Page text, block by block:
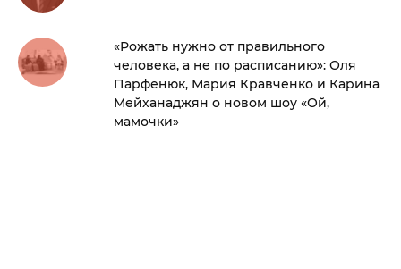
«Рожать нужно от правильного
человека, а не по расписанию»: Оля
Парфенюк, Мария Кравченко и Карина
Мейханаджян о новом шоу «Ой,
мамочки»